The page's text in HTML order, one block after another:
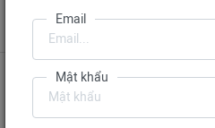
Information on
International Tendering
Gửi phản hồi
Liên hệ đặt báo
Email
Mật khẩu